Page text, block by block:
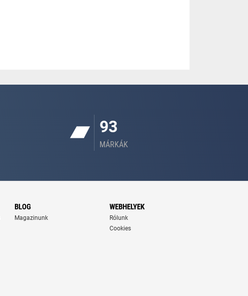
93
MÁRKÁK
BLOG
Magazinunk
WEBHELYEK
Rólunk
Cookies